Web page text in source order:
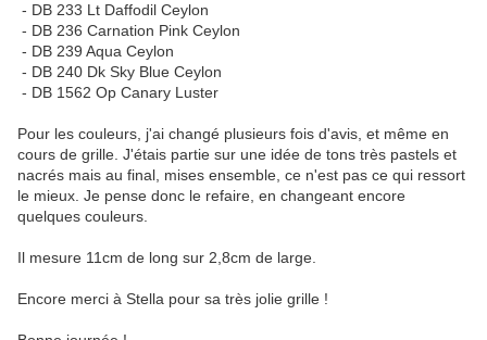
- DB 233 Lt Daffodil Ceylon
- DB 236 Carnation Pink Ceylon
- DB 239 Aqua Ceylon
- DB 240 Dk Sky Blue Ceylon
- DB 1562 Op Canary Luster
Pour les couleurs, j'ai changé plusieurs fois d'avis, et même en
cours de grille. J'étais partie sur une idée de tons très pastels et
nacrés mais au final, mises ensemble, ce n'est pas ce qui ressort
le mieux. Je pense donc le refaire, en changeant encore
quelques couleurs.
Il mesure 11cm de long sur 2,8cm de large.
Encore merci à Stella pour sa très jolie grille !